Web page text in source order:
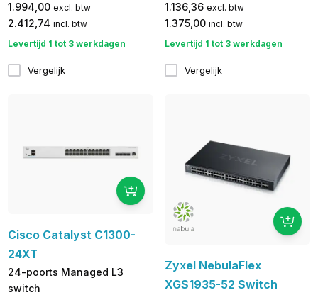
1.994,00 excl. btw
2.412,74 incl. btw
Levertijd 1 tot 3 werkdagen
Vergelijk
1.136,36 excl. btw
1.375,00 incl. btw
Levertijd 1 tot 3 werkdagen
Vergelijk
Cisco Catalyst C1300-
24XT
24-poorts Managed L3
switch
Zyxel NebulaFlex
XGS1935-52 Switch